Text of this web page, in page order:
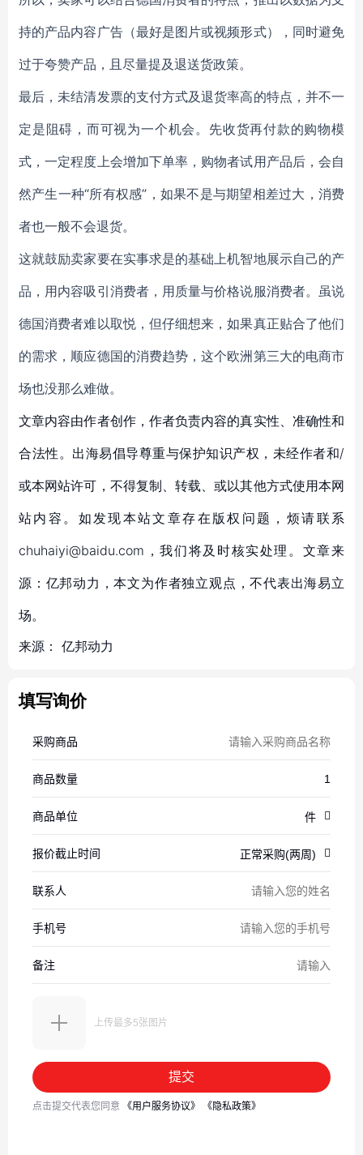
持的产品内容广告（最好是图片或视频形式），同时避免
过于夸赞产品，且尽量提及退送货政策。
最后，未结清发票的支付方式及退货率高的特点，并不一
定是阻碍，而可视为一个机会。先收货再付款的购物模
式，一定程度上会增加下单率，购物者试用产品后，会自
然产生一种“所有权感”，如果不是与期望相差过大，消费
者也一般不会退货。
这就鼓励卖家要在实事求是的基础上机智地展示自己的产
品，用内容吸引消费者，用质量与价格说服消费者。虽说
德国消费者难以取悦，但仔细想来，如果真正贴合了他们
的需求，顺应德国的消费趋势，这个欧洲第三大的电商市
场也没那么难做。
文章内容由作者创作，作者负责内容的真实性、准确性和
合法性。出海易倡导尊重与保护知识产权，未经作者和/
或本网站许可，不得复制、转载、或以其他方式使用本网
站内容。如发现本站文章存在版权问题，烦请联系
chuhaiyi@baidu.com，我们将及时核实处理。文章来
源：亿邦动力，本文为作者独立观点，不代表出海易立
场。
来源： 亿邦动力
填写询价